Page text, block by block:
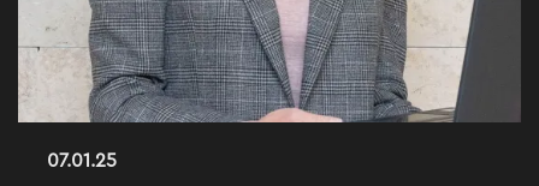
07.01.25